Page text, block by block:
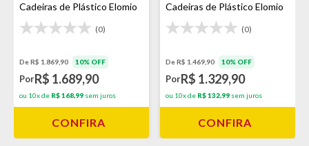
Cadeiras de Plástico Elomio
Estofada - Branco/Preto
(0)
De R$ 1.869,90 10% OFF
PorR$ 1.689,90
ou 10x de R$ 168,99 sem juros
CONFIRA
Cadeiras de Plástico Elomio
Estofada - Branco/Preto
(0)
De R$ 1.469,90 10% OFF
PorR$ 1.329,90
ou 10x de R$ 132,99 sem juros
CONFIRA